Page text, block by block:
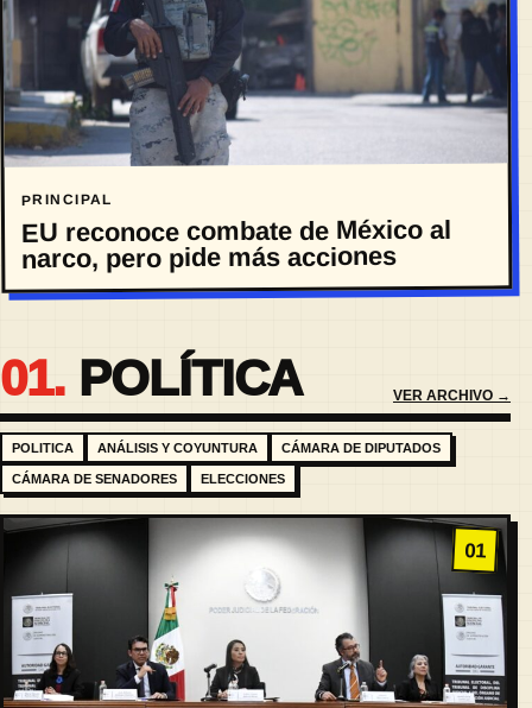
PRINCIPAL
EU reconoce combate de México al
narco, pero pide más acciones
01.POLÍTICA VER ARCHIVO →
POLITICA ANÁLISIS Y COYUNTURA CÁMARA DE DIPUTADOS
CÁMARA DE SENADORES ELECCIONES
01